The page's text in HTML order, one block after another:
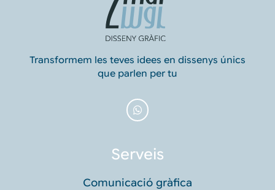
Transformem les teves idees en dissenys únics
que parlen per tu
Serveis
Comunicació gràfica